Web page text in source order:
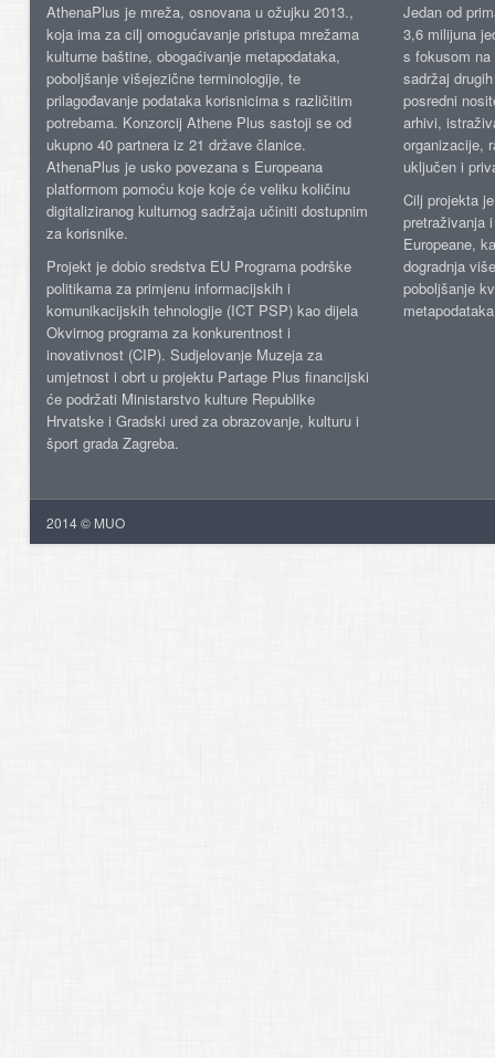
AthenaPlus je mreža, osnovana u ožujku 2013.,
koja ima za cilj omogućavanje pristupa mrežama
kulturne baštine, obogaćivanje metapodataka,
poboljšanje višejezične terminologije, te
prilagođavanje podataka korisnicima s različitim
potrebama. Konzorcij Athene Plus sastoji se od
ukupno 40 partnera iz 21 države članice.
AthenaPlus je usko povezana s Europeana
platformom pomoću koje koje će veliku količinu
digitaliziranog kulturnog sadržaja učiniti dostupnim
za korisnike.
Projekt je dobio sredstva EU Programa podrške
politikama za primjenu informacijskih i
komunikacijskih tehnologije (ICT PSP) kao dijela
Okvirnog programa za konkurentnost i
inovativnost (CIP). Sudjelovanje Muzeja za
umjetnost i obrt u projektu Partage Plus financijski
će podržati Ministarstvo kulture Republike
Hrvatske i Gradski ured za obrazovanje, kulturu i
šport grada Zagreba.
Jedan od
3,6 milijuna
s fokusom
sadržaj
posredni
arhivi,
organizacije,
uključen i
Cilj projekta
pretraživanja
Europeane,
dogradnja
poboljšanje
2014 © MUO